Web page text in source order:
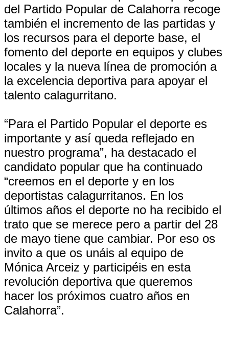
del Partido Popular de Calahorra recoge
también el incremento de las partidas y
los recursos para el deporte base, el
fomento del deporte en equipos y clubes
locales y la nueva línea de promoción a
la excelencia deportiva para apoyar el
talento calagurritano.
“Para el Partido Popular el deporte es
importante y así queda reflejado en
nuestro programa”, ha destacado el
candidato popular que ha continuado
“creemos en el deporte y en los
deportistas calagurritanos. En los
últimos años el deporte no ha recibido el
trato que se merece pero a partir del 28
de mayo tiene que cambiar. Por eso os
invito a que os unáis al equipo de
Mónica Arceiz y participéis en esta
revolución deportiva que queremos
hacer los próximos cuatro años en
Calahorra”.